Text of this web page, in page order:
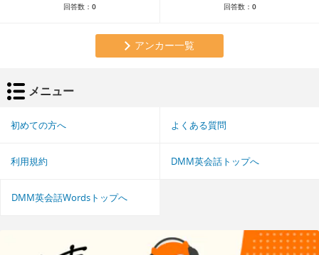
回答数： 0 回答数： 0
アンカー一覧
メニュー
初めての方へ よくある質問
利用規約 DMM英会話トップへ
DMM英会話Wordsトップへ